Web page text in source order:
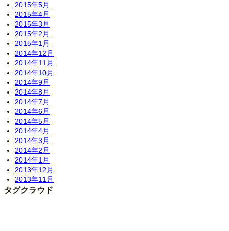
2015年5月
2015年4月
2015年3月
2015年2月
2015年1月
2014年12月
2014年11月
2014年10月
2014年9月
2014年8月
2014年7月
2014年6月
2014年5月
2014年4月
2014年3月
2014年2月
2014年1月
2013年12月
2013年11月
タグクラウド